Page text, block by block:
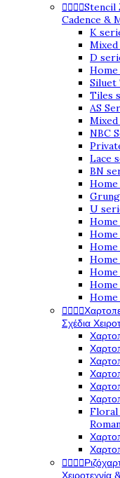
Stencil
Cadence &
K
Mixed
D
Siluet
Tiles
AS
Mixed
NBC
Lace
BN
U
Home

Σχέδια
Floral

Χειροτεχνία